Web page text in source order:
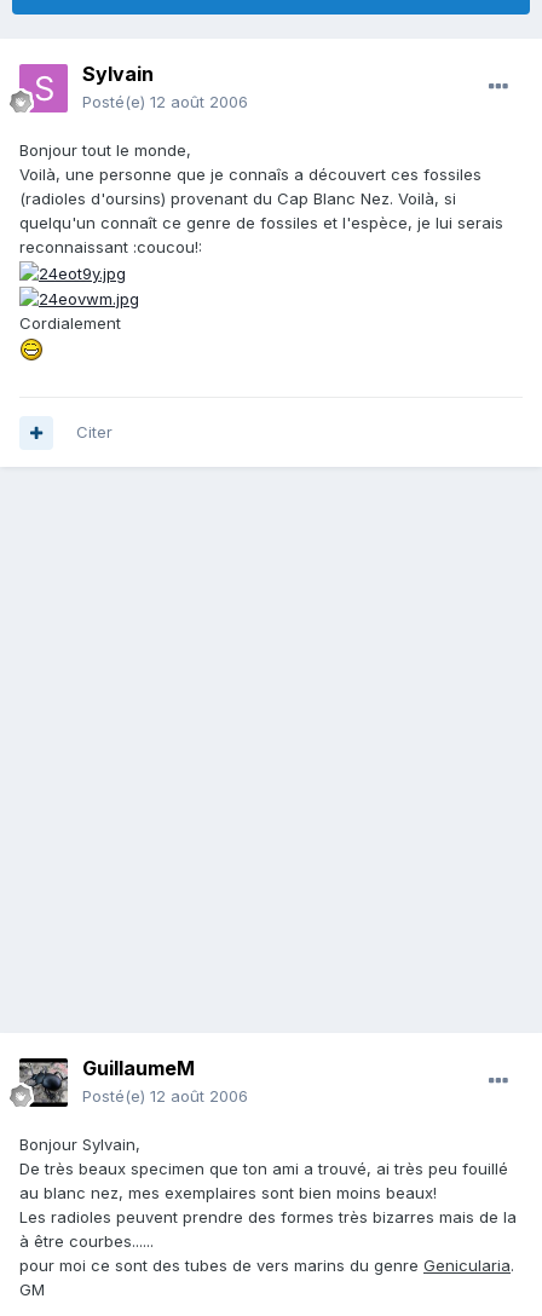
Sylvain
Posté(e) 12 août 2006
Bonjour tout le monde,
Voilà, une personne que je connaîs a découvert ces fossiles
(radioles d'oursins) provenant du Cap Blanc Nez. Voilà, si
quelqu'un connaît ce genre de fossiles et l'espèce, je lui serais
reconnaissant :coucou!:
Cordialement
Citer
GuillaumeM
Posté(e) 12 août 2006
Bonjour Sylvain,
De très beaux specimen que ton ami a trouvé, ai très peu fouillé
au blanc nez, mes exemplaires sont bien moins beaux!
Les radioles peuvent prendre des formes très bizarres mais de la
à être courbes......
pour moi ce sont des tubes de vers marins du genre Genicularia.
GM